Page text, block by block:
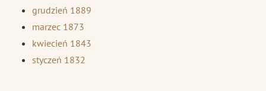
grudzień 1889
marzec 1873
kwiecień 1843
styczeń 1832